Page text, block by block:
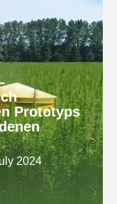
Prototyps
2024